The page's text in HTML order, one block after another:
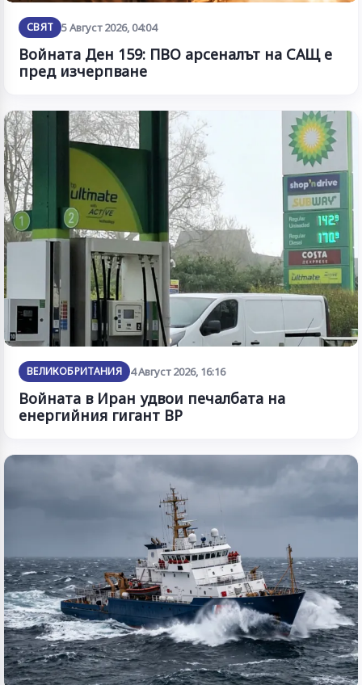
СВЯТ 5 Август 2026, 04:04
Войната Ден 159: ПВО арсеналът на САЩ е
пред изчерпване
ВЕЛИКОБРИТАНИЯ 4 Август 2026, 16:16
Войната в Иран удвои печалбата на
енергийния гигант BP